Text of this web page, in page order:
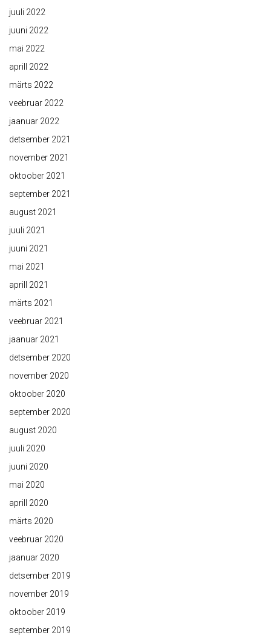
juuli 2022
juuni 2022
mai 2022
aprill 2022
märts 2022
veebruar 2022
jaanuar 2022
detsember 2021
november 2021
oktoober 2021
september 2021
august 2021
juuli 2021
juuni 2021
mai 2021
aprill 2021
märts 2021
veebruar 2021
jaanuar 2021
detsember 2020
november 2020
oktoober 2020
september 2020
august 2020
juuli 2020
juuni 2020
mai 2020
aprill 2020
märts 2020
veebruar 2020
jaanuar 2020
detsember 2019
november 2019
oktoober 2019
september 2019